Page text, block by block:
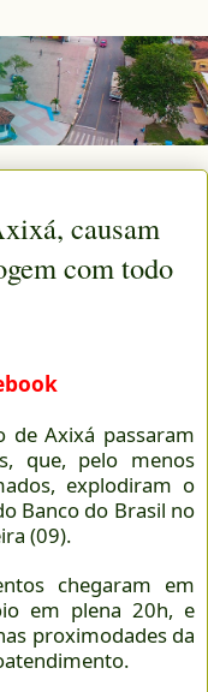
causam
com todo
de Axixá passaram
que, pelo menos
explodiram o
Banco do Brasil no
(09).
chegaram em
em plena 20h, e
proximodades da